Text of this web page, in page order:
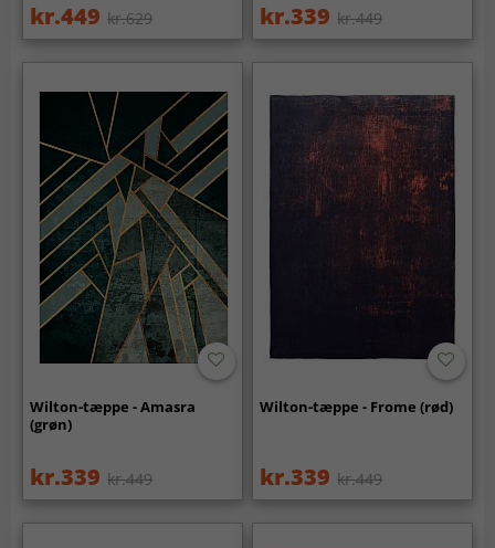
kr.449 kr.629 kr.339 kr.449
Wilton-tæppe - Amasra
(grøn)
kr.339 kr.449
Wilton-tæppe - Frome (rød)
kr.339 kr.449